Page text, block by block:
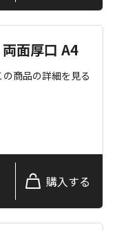
面厚口 A4
の商品の詳細を見る
購入する